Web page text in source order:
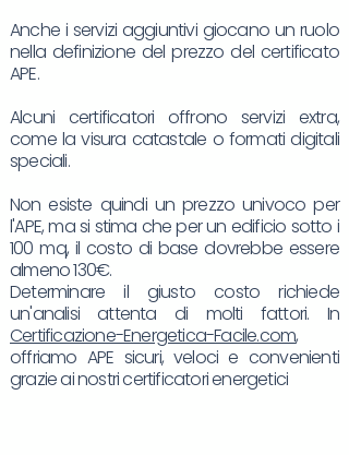
Anche i servizi aggiuntivi giocano un ruolo
nella definizione del prezzo del certificato
APE.
Alcuni certificatori offrono servizi extra,
come la visura catastale o formati digitali
speciali.
Non esiste quindi un prezzo univoco per
l'APE, ma si stima che per un edificio sotto i
100 mq, il costo di base dovrebbe essere
almeno 130€.
Determinare il giusto costo richiede
un'analisi attenta di molti fattori. In
Certificazione-Energetica-Facile.com,
offriamo APE sicuri, veloci e convenienti
grazie ai nostri certificatori energetici